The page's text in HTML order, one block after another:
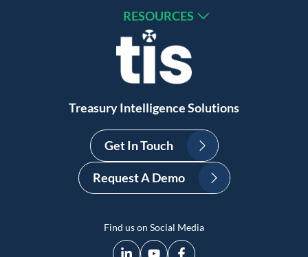
Treasury Intelligence Solutions
Get In Touch
Request A Demo
Find us on Social Media
RESOURCES